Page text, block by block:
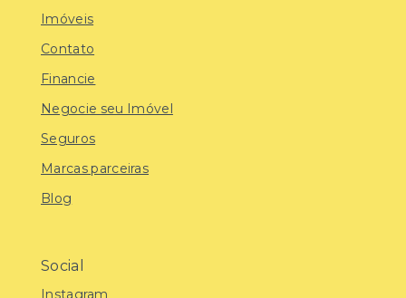
Imóveis
Contato
Financie
Negocie seu Imóvel
Seguros
Marcas parceiras
Blog
Social
Instagram